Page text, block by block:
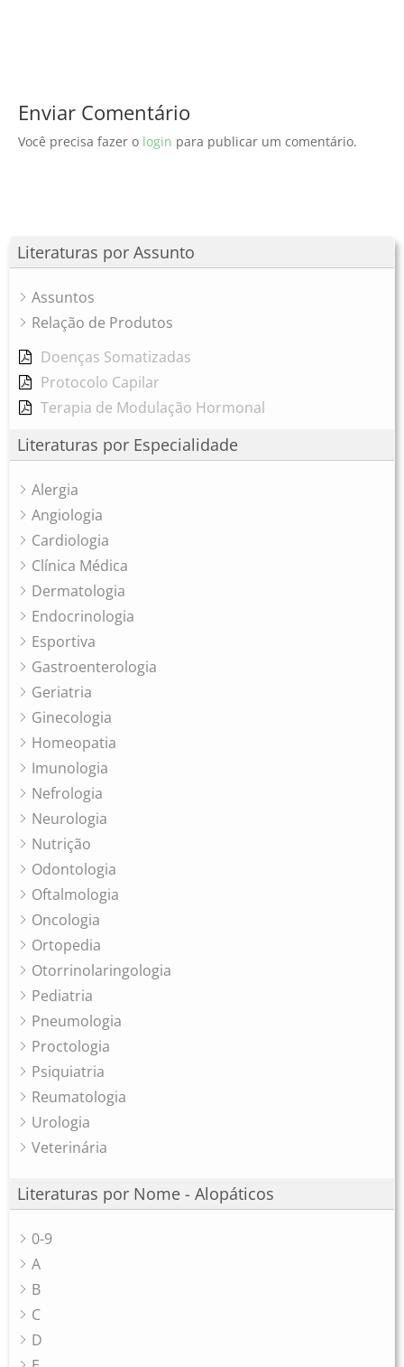
Literaturas por Assunto
Assuntos
Relação de Produtos
Doenças Somatizadas
Protocolo Capilar
Terapia de Modulação Hormonal
Literaturas por Especialidade
Alergia
Angiologia
Cardiologia
Clínica Médica
Dermatologia
Endocrinologia
Esportiva
Gastroenterologia
Geriatria
Ginecologia
Homeopatia
Imunologia
Nefrologia
Neurologia
Nutrição
Odontologia
Oftalmologia
Oncologia
Ortopedia
Otorrinolaringologia
Pediatria
Pneumologia
Proctologia
Psiquiatria
Reumatologia
Urologia
Veterinária
Literaturas por Nome - Alopáticos
0-9
A
B
C
D
Enviar Comentário
Você precisa fazer o login para publicar um comentário.